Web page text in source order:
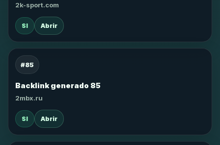
2k-sport.com
SI Abrir
#85
Backlink generado 85
2mbx.ru
SI Abrir